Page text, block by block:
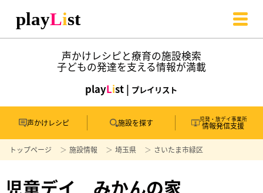
声かけレシピと療育の施設検索
子どもの発達を支える情報が満載
playList | プレイリスト
声かけレシピ 施設を探す 児発・放デイ事業所
情報発信支援
トップページ 施設情報 埼玉県 さいたま市緑区
児童デイ みかんの家